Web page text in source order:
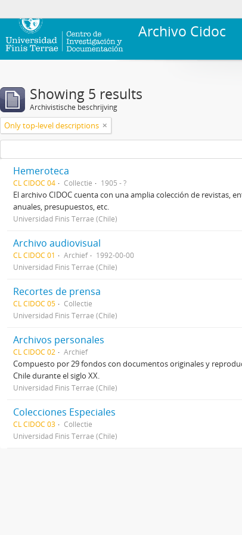
Archivo Cidoc
Showing 5 results
Archivistische beschrijving
Only top-level descriptions
Hemeroteca
CL CIDOC 04 Collectie 1905 - ?
El archivo CIDOC cuenta con una amplia colección de revistas,
anuales, presupuestos, etc.
Universidad Finis Terrae (Chile)
Archivo audiovisual
CL CIDOC 01 Archief
1992-00-00
Universidad Finis Terrae (Chile)
Recortes de prensa
CL CIDOC 05
Collectie
Universidad Finis Terrae (Chile)
Archivos personales
CL CIDOC 02 Archief
Compuesto por 29 fondos con documentos originales y
Chile durante el siglo XX.
Universidad Finis Terrae (Chile)
Colecciones Especiales
CL CIDOC 03
Collectie
Universidad Finis Terrae (Chile)